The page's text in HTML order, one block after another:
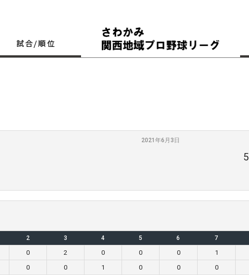
試合/順位
2021年6月3日
5
2 3 4 5 6 7
0 2 0 0 0 1
0 0 1 0 0 0